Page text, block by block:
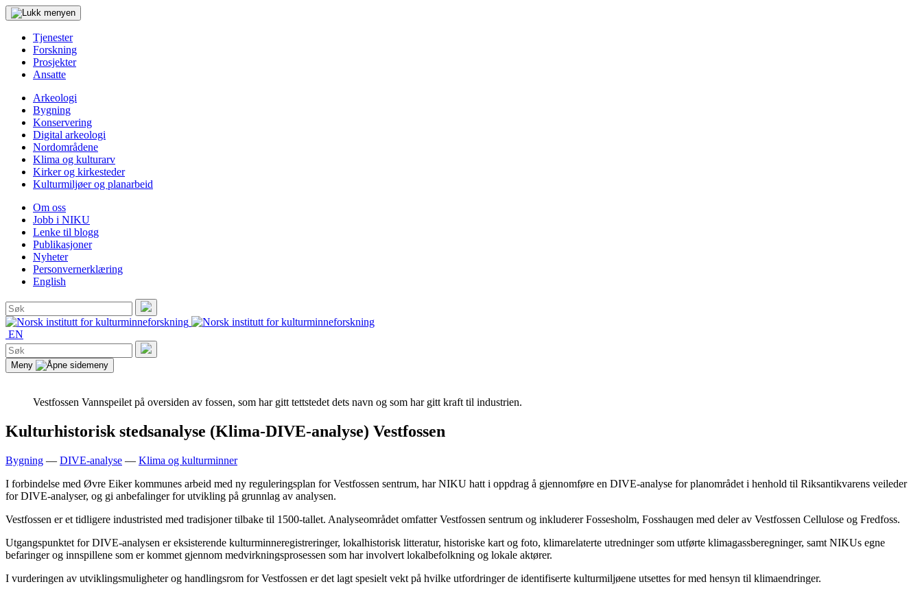
Tjenester
Forskning
Prosjekter
Ansatte
Arkeologi
Bygning
Konservering
Digital arkeologi
Nordområdene
Klima og kulturarv
Kirker og kirkesteder
Kulturmiljøer og planarbeid
Om oss
Jobb i NIKU
Lenke til blogg
Publikasjoner
Nyheter
Personvernerklæring
English
Søk
etter:
Søk
EN
Søk
etter:
Søk
Meny
Vestfossen Vannspeilet på oversiden av fossen, som har gitt tettstedet dets navn og som har gitt kraft til industrien.
Kulturhistorisk stedsanalyse (Klima-DIVE-analyse) Vestfossen
Bygning — DIVE-analyse — Klima og kulturminner
I forbindelse med Øvre Eiker kommunes arbeid med ny reguleringsplan for Vestfossen sentrum, har NIKU hatt i oppdrag å gjennomføre en DIVE-analyse for planområdet i henhold til Riksantikvarens veileder
for DIVE-analyser, og gi anbefalinger for utvikling på grunnlag av analysen.
Vestfossen er et tidligere industristed med tradisjoner tilbake til 1500-tallet. Analyseområdet omfatter Vestfossen sentrum og inkluderer Fossesholm, Fosshaugen med deler av Vestfossen Cellulose og Fredfoss.
Utgangspunktet for DIVE-analysen er eksisterende kulturminneregistreringer, lokalhistorisk litteratur, historiske kart og foto, klimarelaterte utredninger som utførte klimagassberegninger, samt NIKUs egne
befaringer og innspillene som er kommet gjennom medvirkningsprosessen som har involvert lokalbefolkning og lokale aktører.
I vurderingen av utviklingsmuligheter og handlingsrom for Vestfossen er det lagt spesielt vekt på hvilke utfordringer de identifiserte kulturmiljøene utsettes for med hensyn til klimaendringer.